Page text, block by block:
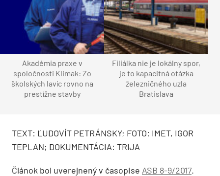
Autori súťažného návrhu:Branislav Hovorka,
Jaroslav Janek, Martin Paulíny, Miloš Pivko, Igor
Teplan
Projekt pre stavebné povolenie:2008
Realizačný projekt:
Generálny projektant:
Ing. arch. Jaroslav Janek,
Trija – projekčný ateliér
Architektonické a stavebné riešenie:
Miloš Pivko, Igor Teplan
Statika: Eliáš Čellár, Ján Schneider
Otvorenie hotela:jún 2016